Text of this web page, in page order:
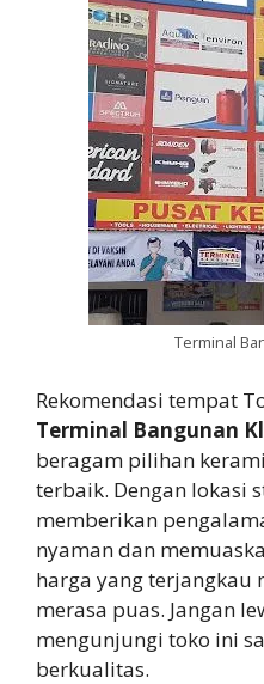
Terminal
Rekomendasi tempat
Terminal Bangunan
beragam pilihan
terbaik. Dengan lokasi
memberikan
nyaman dan
harga yang
merasa puas. Jangan
mengunjungi toko ini
berkualitas.